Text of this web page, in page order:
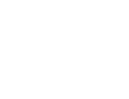
verwaltet und
und Sternebewertungen